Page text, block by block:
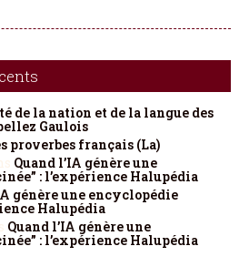
de la nation et de la langue des
Gaulois
proverbes français (La)
Quand l’IA génère une
: l’expérience Halupédia
génère une encyclopédie
Halupédia
Quand l’IA génère une
: l’expérience Halupédia